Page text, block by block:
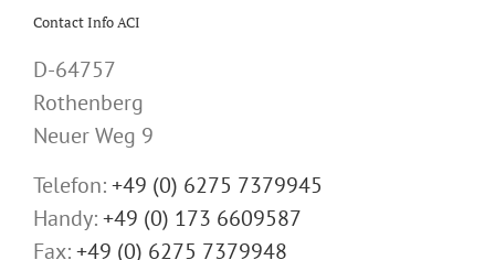
Contact Info ACI
D-64757
Rothenberg
Neuer Weg 9
Telefon:+49 (0) 6275 7379945
Handy:+49 (0) 173 6609587
Fax:+49 (0) 6275 7379948